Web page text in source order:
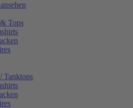
Tops
Tanktops